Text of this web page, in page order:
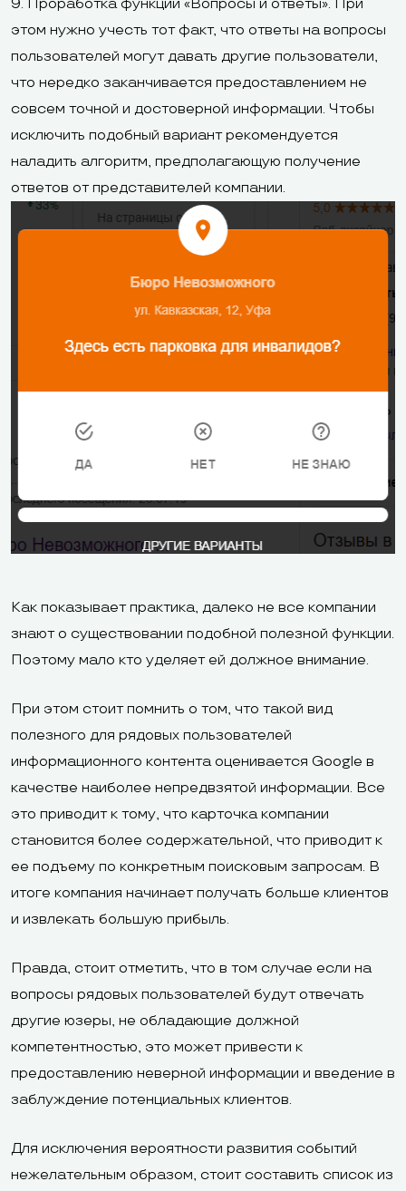
9. Проработка функции «Вопросы и ответы». При
этом нужно учесть тот факт, что ответы на вопросы
пользователей могут давать другие пользователи,
что нередко заканчивается предоставлением не
совсем точной и достоверной информации. Чтобы
исключить подобный вариант рекомендуется
наладить алгоритм, предполагающую получение
ответов от представителей компании.
Как показывает практика, далеко не все компании
знают о существовании подобной полезной функции.
Поэтому мало кто уделяет ей должное внимание.
При этом стоит помнить о том, что такой вид
полезного для рядовых пользователей
информационного контента оценивается Google в
качестве наиболее непредвзятой информации. Все
это приводит к тому, что карточка компании
становится более содержательной, что приводит к
ее подъему по конкретным поисковым запросам. В
итоге компания начинает получать больше клиентов
и извлекать большую прибыль.
Правда, стоит отметить, что в том случае если на
вопросы рядовых пользователей будут отвечать
другие юзеры, не обладающие должной
компетентностью, это может привести к
предоставлению неверной информации и введение в
заблуждение потенциальных клиентов.
Для исключения вероятности развития событий
нежелательным образом, стоит составить список из